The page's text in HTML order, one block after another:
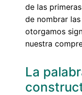
de las
de nombrar
otorgamos
nuestra
La